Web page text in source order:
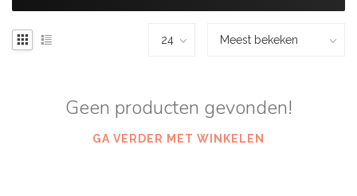
Geen producten gevonden!
GA VERDER MET WINKELEN